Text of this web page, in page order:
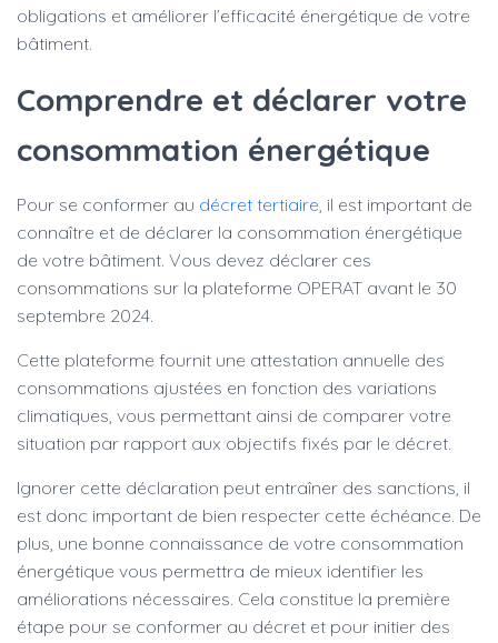
obligations et améliorer l’efficacité énergétique de votre
bâtiment.
Comprendre et déclarer votre
consommation énergétique
Pour se conformer au décret tertiaire, il est important de
connaître et de déclarer la consommation énergétique
de votre bâtiment. Vous devez déclarer ces
consommations sur la plateforme OPERAT avant le 30
septembre 2024.
Cette plateforme fournit une attestation annuelle des
consommations ajustées en fonction des variations
climatiques, vous permettant ainsi de comparer votre
situation par rapport aux objectifs fixés par le décret.
Ignorer cette déclaration peut entraîner des sanctions, il
est donc important de bien respecter cette échéance. De
plus, une bonne connaissance de votre consommation
énergétique vous permettra de mieux identifier les
améliorations nécessaires. Cela constitue la première
étape pour se conformer au décret et pour initier des